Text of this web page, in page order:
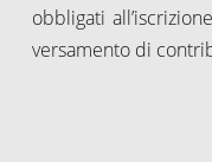
obbligati
versamento di